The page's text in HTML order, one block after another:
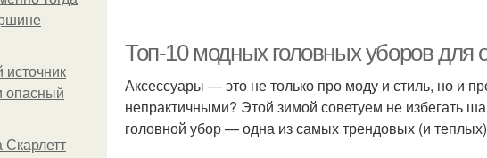
опасный
Скарлетт
Топ-10 модных головных уборов для
Аксессуары — это не только про моду и стиль, но и
непрактичными? Этой зимой советуем не избегать
головной убор — одна из самых трендовых (и